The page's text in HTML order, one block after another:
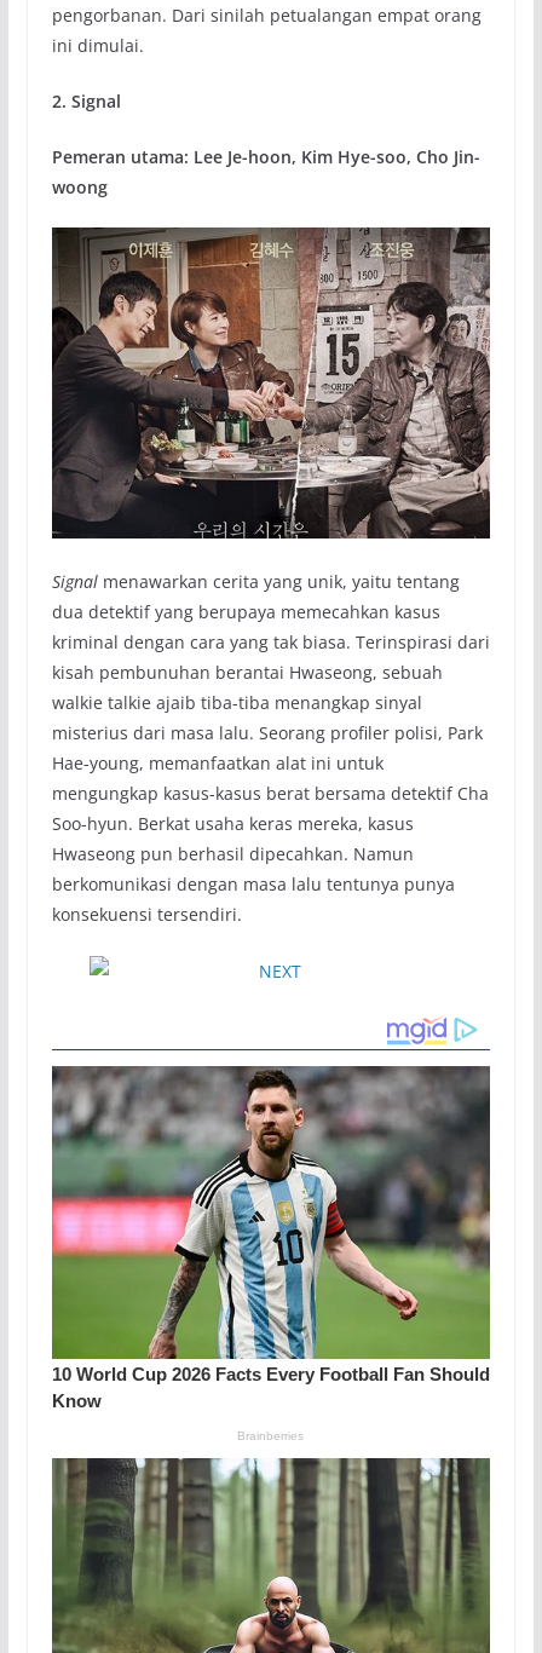
pengorbanan. Dari sinilah petualangan empat orang
ini dimulai.
2. Signal
Pemeran utama: Lee Je-hoon, Kim Hye-soo, Cho Jin-
woong
Signal menawarkan cerita yang unik, yaitu tentang
dua detektif yang berupaya memecahkan kasus
kriminal dengan cara yang tak biasa. Terinspirasi dari
kisah pembunuhan berantai Hwaseong, sebuah
walkie talkie ajaib tiba-tiba menangkap sinyal
misterius dari masa lalu. Seorang profiler polisi, Park
Hae-young, memanfaatkan alat ini untuk
mengungkap kasus-kasus berat bersama detektif Cha
Soo-hyun. Berkat usaha keras mereka, kasus
Hwaseong pun berhasil dipecahkan. Namun
berkomunikasi dengan masa lalu tentunya punya
konsekuensi tersendiri.